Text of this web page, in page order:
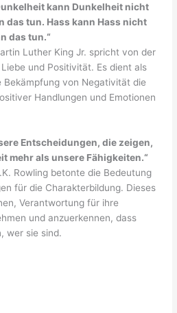
kann Dunkelheit nicht
das tun. Hass kann Hass nicht
das tun.“
Luther King Jr. spricht von der
und Positivität. Es dient als
Bekämpfung von Negativität die
Handlungen und Emotionen
Entscheidungen, die zeigen,
mehr als unsere Fähigkeiten.“
Rowling betonte die Bedeutung
für die Charakterbildung. Dieses
Verantwortung für ihre
und anzuerkennen, dass
wer sie sind.